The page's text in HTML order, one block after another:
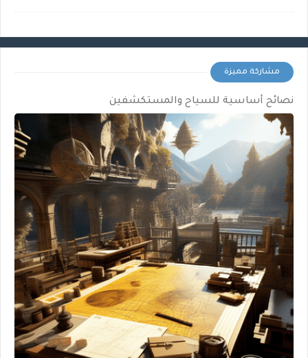
مشاركة مميزة
نصائح أساسية للسياح والمستكشفين